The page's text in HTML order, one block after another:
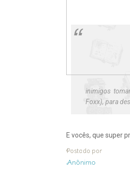
inimigos
Foxx), para
E vocês, que super
Postado por
Anônimo